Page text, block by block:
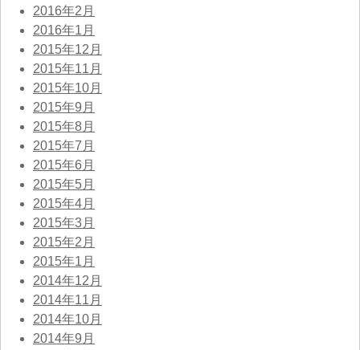
2016年2月
2016年1月
2015年12月
2015年11月
2015年10月
2015年9月
2015年8月
2015年7月
2015年6月
2015年5月
2015年4月
2015年3月
2015年2月
2015年1月
2014年12月
2014年11月
2014年10月
2014年9月